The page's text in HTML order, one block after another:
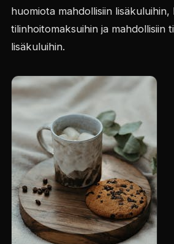
huomiota mahdollisiin
tilinhoitomaksuihin ja mahdollisiin
lisäkuluihin.